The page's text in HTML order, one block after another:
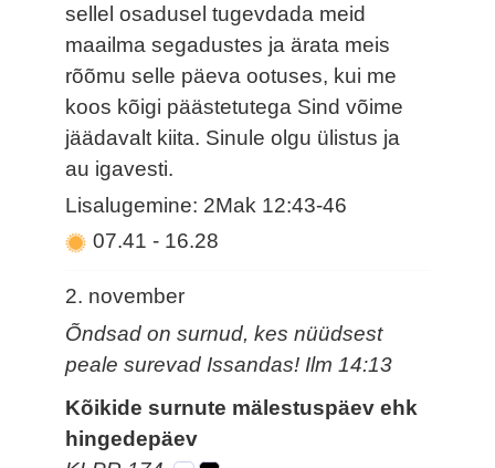
sellel osadusel tugevdada meid
maailma segadustes ja ärata meis
rõõmu selle päeva ootuses, kui me
koos kõigi päästetutega Sind võime
jäädavalt kiita. Sinule olgu ülistus ja
au igavesti.
Lisalugemine: 2Mak 12:43-46
07.41- 16.28
2. november
Õndsad on surnud, kes nüüdsest
peale surevad Issandas! Ilm 14:13
Kõikide surnute mälestuspäev ehk
hingedepäev